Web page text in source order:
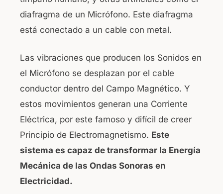
diafragma de un Micrófono. Este diafragma
está conectado a un cable con metal.
Las vibraciones que producen los Sonidos en
el Micrófono se desplazan por el cable
conductor dentro del Campo Magnético. Y
estos movimientos generan una Corriente
Eléctrica, por este famoso y difícil de creer
Principio de Electromagnetismo. Este
sistema es capaz de transformar la Energía
Mecánica de las Ondas Sonoras en
Electricidad.